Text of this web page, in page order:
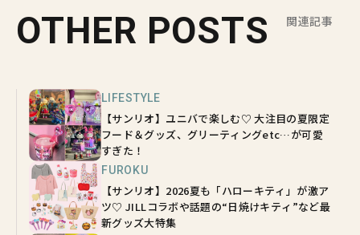
OTHER POSTS 関連記事
LIFESTYLE
【サンリオ】ユニバで楽しむ♡ 大注目の夏限定
フード＆グッズ、グリーティングetc…が可愛
すぎた！
FUROKU
【サンリオ】2026夏も「ハローキティ」が激ア
ツ♡ JILLコラボや話題の“日焼けキティ”など最
新グッズ大特集